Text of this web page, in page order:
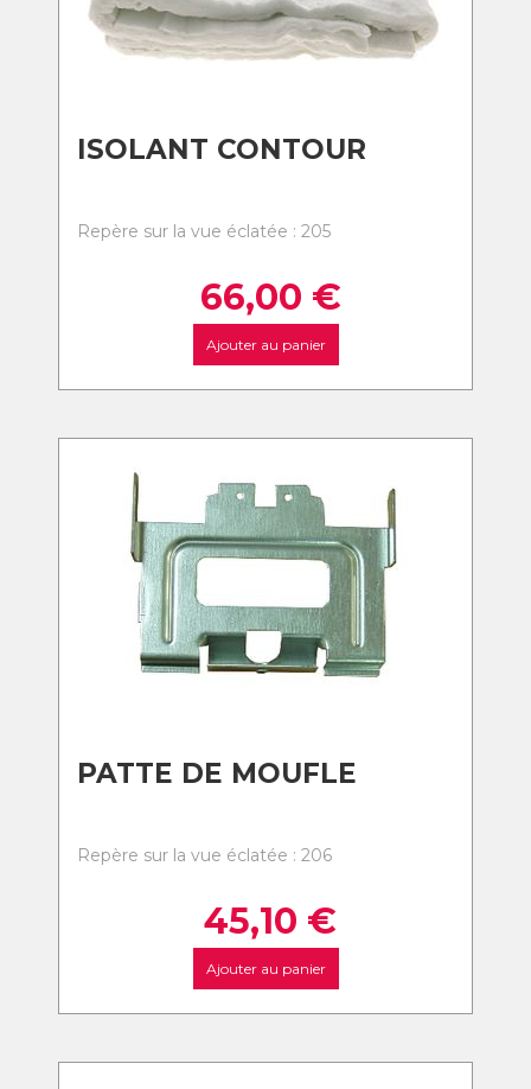
ISOLANT CONTOUR
Repère sur la vue éclatée : 205
66,00 €
Ajouter au panier
PATTE DE MOUFLE
Repère sur la vue éclatée : 206
45,10 €
Ajouter au panier